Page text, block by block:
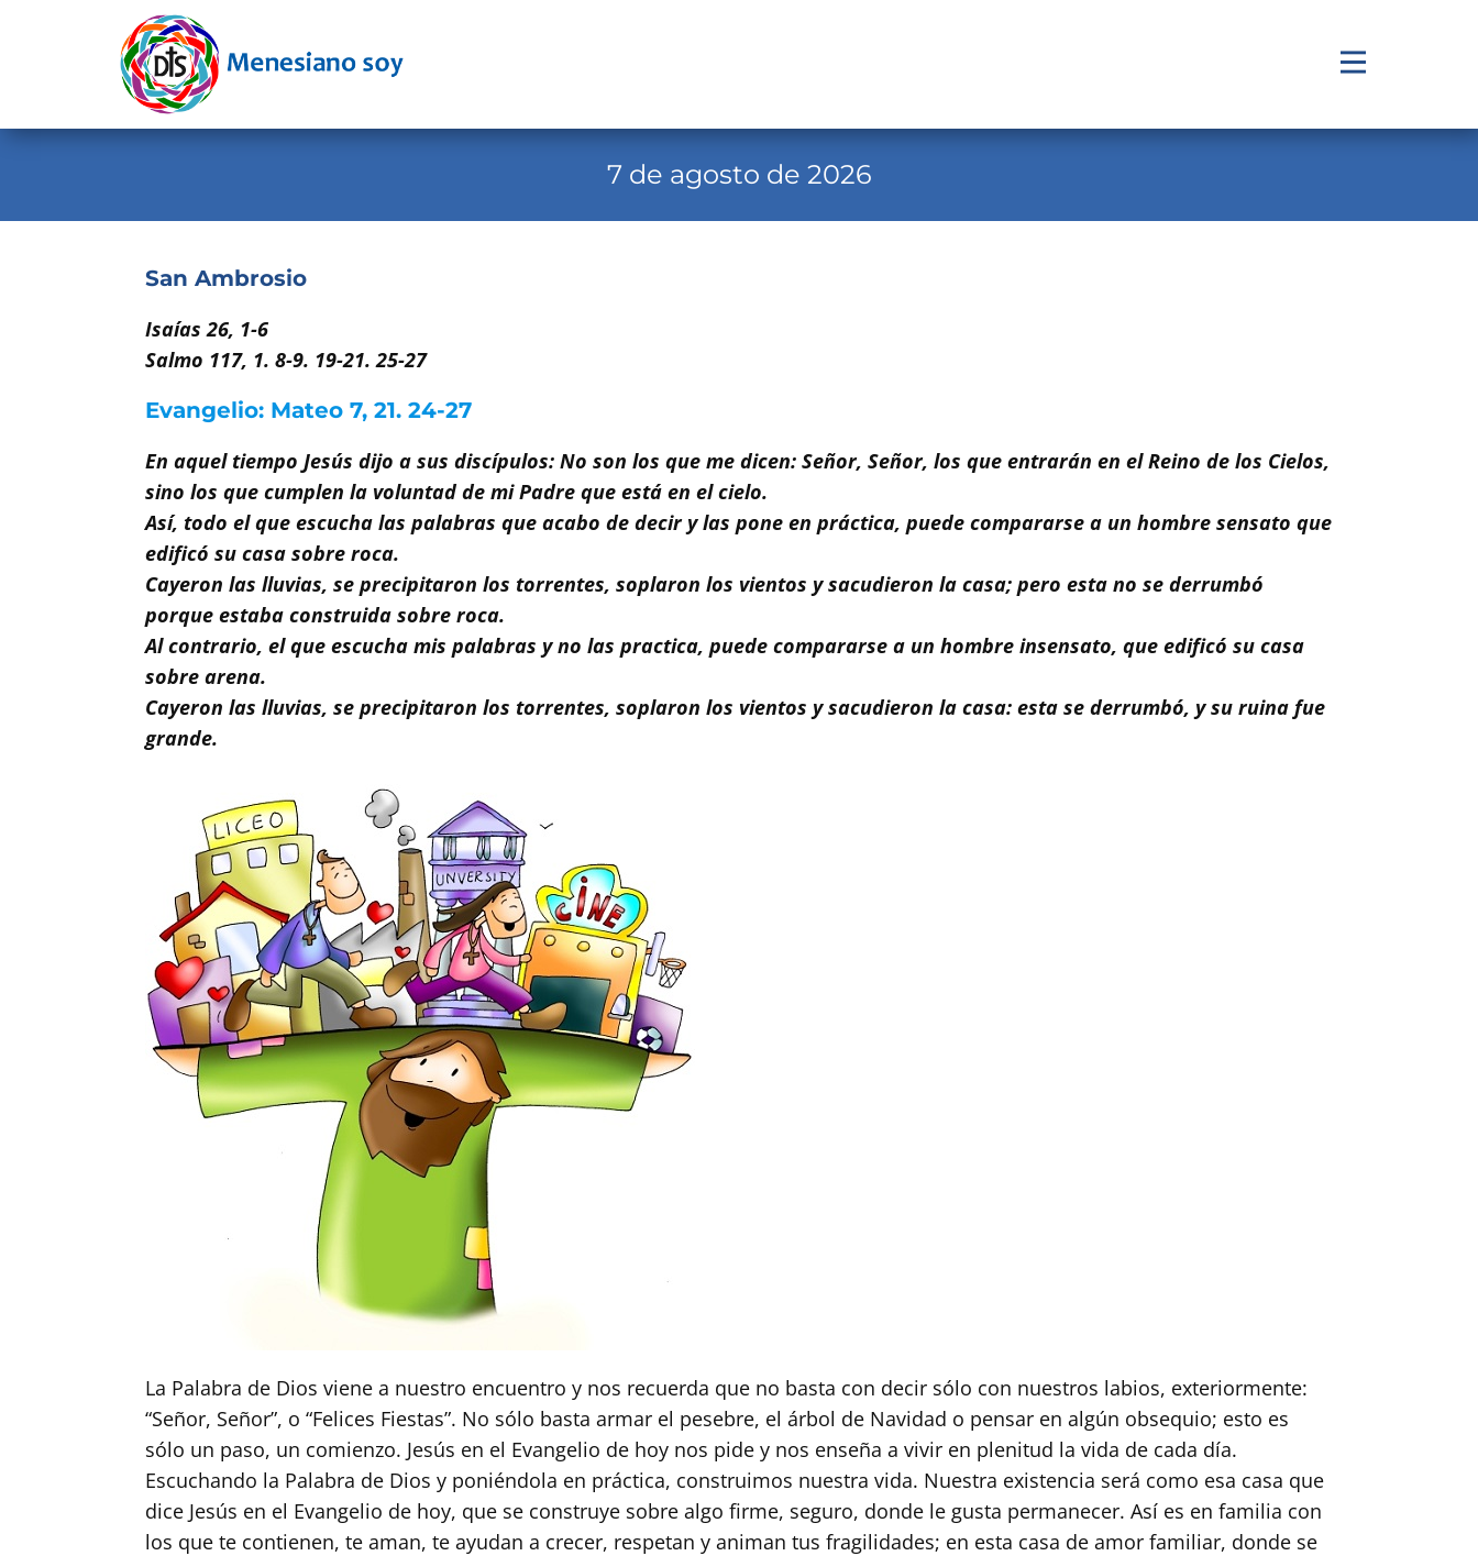
Calendario
Novena
Familia Menesiana
Pastoral Vocacional
7 de agosto de 2026
San Ambrosio
Isaías 26, 1-6
Salmo 117, 1. 8-9. 19-21. 25-27
Evangelio: Mateo 7, 21. 24-27
En aquel tiempo Jesús dijo a sus discípulos: No son los que me dicen: Señor, Señor, los que entrarán en el Reino de los Cielos,
sino los que cumplen la voluntad de mi Padre que está en el cielo.
Así, todo el que escucha las palabras que acabo de decir y las pone en práctica, puede compararse a un hombre sensato que
edificó su casa sobre roca.
Cayeron las lluvias, se precipitaron los torrentes, soplaron los vientos y sacudieron la casa; pero esta no se derrumbó
porque estaba construida sobre roca.
Al contrario, el que escucha mis palabras y no las practica, puede compararse a un hombre insensato, que edificó su casa
sobre arena.
Cayeron las lluvias, se precipitaron los torrentes, soplaron los vientos y sacudieron la casa: esta se derrumbó, y su ruina fue
grande.
La Palabra de Dios viene a nuestro encuentro y nos recuerda que no basta con decir sólo con nuestros labios, exteriormente:
“Señor, Señor”, o “Felices Fiestas”. No sólo basta armar el pesebre, el árbol de Navidad o pensar en algún obsequio; esto es
sólo un paso, un comienzo. Jesús en el Evangelio de hoy nos pide y nos enseña a vivir en plenitud la vida de cada día.
Escuchando la Palabra de Dios y poniéndola en práctica, construimos nuestra vida. Nuestra existencia será como esa casa que
dice Jesús en el Evangelio de hoy, que se construye sobre algo firme, seguro, donde le gusta permanecer. Así es en familia con
los que te contienen, te aman, te ayudan a crecer, respetan y animan tus fragilidades; en esta casa de amor familiar, donde se